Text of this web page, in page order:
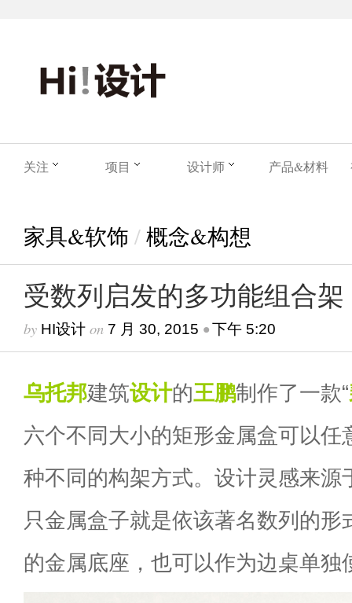
关注 项目 设计师 产品&材料
家具&软饰 /概念&构想
受数列启发的多功能组合架
by HI设计 on 7 月 30, 2015 •下午 5:20
乌托邦建筑设计的王鹏制作了一款“
六个不同大小的矩形金属盒可以任
种不同的构架方式。设计灵感来源
只金属盒子就是依该著名数列的形
的金属底座，也可以作为边桌单独